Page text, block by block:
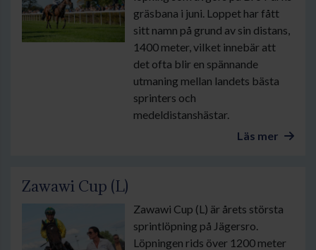
gräsbana i juni. Loppet har fått
sitt namn på grund av sin distans,
1400 meter, vilket innebär att
det ofta blir en spännande
utmaning mellan landets bästa
sprinters och
medeldistanshästar.
Läs mer
Zawawi Cup (L)
Zawawi Cup (L) är årets största
sprintlöpning på Jägersro.
Löpningen rids över 1200 meter